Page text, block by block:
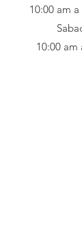
10:00 am
10:00 am